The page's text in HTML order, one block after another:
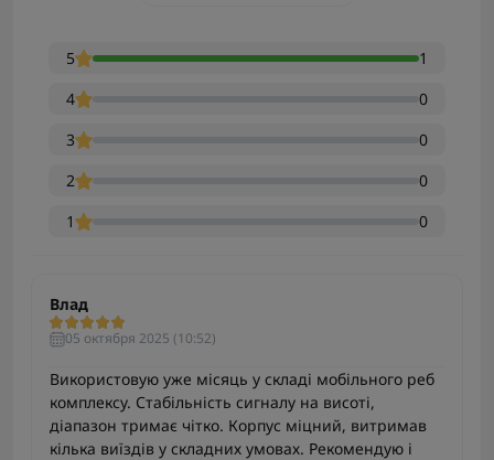
5
1
4
0
3
0
2
0
1
0
Влад
05 октября 2025 (10:52)
Використовую уже місяць у складі мобільного реб
комплексу. Стабільність сигналу на висоті,
діапазон тримає чітко. Корпус міцний, витримав
кілька виїздів у складних умовах. Рекомендую і